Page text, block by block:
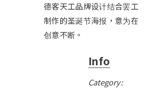
德客天工品牌设计结合罢工
制作的圣诞节海报，意为在
创意不断。
Info
Category: